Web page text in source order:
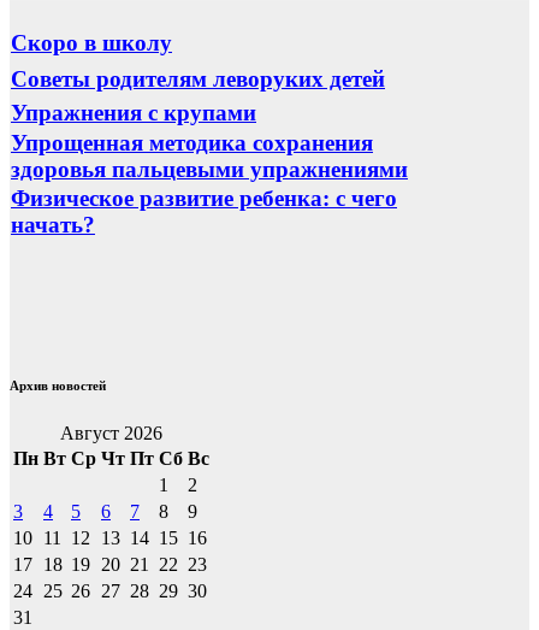
Скоро в школу
Советы родителям леворуких детей
Упражнения с крупами
Упрощенная методика сохранения
здоровья пальцевыми упражнениями
Физическое развитие ребенка: с чего
начать?
Архив новостей
Август 2026
Пн Вт Ср Чт Пт Сб Вс
1
2
3
4 5 6 7 8
9
10 11 12 13 14 15 16
17 18 19 20 21 22 23
24 25 26 27 28 29 30
31